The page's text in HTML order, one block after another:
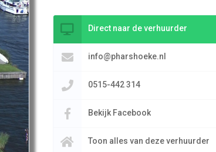
Direct naar de verhuurder
info@pharshoeke.nl
0515-442 314
Bekijk Facebook
Toon alles van deze verhuurder